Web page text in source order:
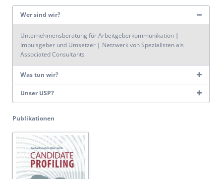
Wer sind wir?
Unternehmensberatung für Arbeitgeberkommunikation |
Impulsgeber und Umsetzer | Netzwerk von Spezialisten als
Associated Consultants
Was tun wir?
Unser USP?
Publikationen